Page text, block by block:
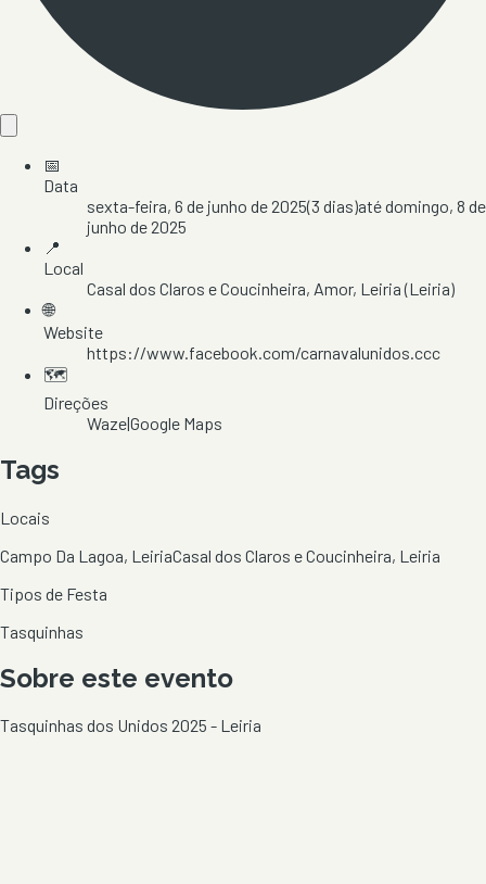
📅
Data
sexta-feira, 6 de junho de 2025(3 dias)atédomingo, 8 de
junho de 2025
📍
Local
Casal dos Claros e Coucinheira, Amor, Leiria(Leiria)
🌐
Website
https://www.facebook.com/carnavalunidos.ccc
🗺️
Direções
Waze|Google Maps
Tags
Locais
Campo Da Lagoa, LeiriaCasal dos Claros e Coucinheira, Leiria
Tipos de Festa
Tasquinhas
Sobre este evento
Tasquinhas dos Unidos 2025 - Leiria